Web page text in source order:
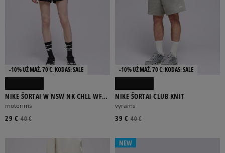
-10% UŽ MAŽ. 70 €, KODAS: SALE
NIKE ŠORTAI W NSW NK CHLL WFL
MR 3" SHORT
moterims
40 €
29 €
-10% UŽ MAŽ. 70 €, KODAS: SALE
NIKE ŠORTAI CLUB KNIT
vyrams
40 €
39 €
NEW